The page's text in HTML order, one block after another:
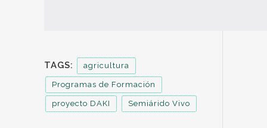
TAGS: agricultura
Programas de Formación
proyecto DAKI Semiárido Vivo